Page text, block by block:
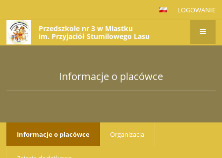
LOGOWANIE
Przedszkole nr 3 w Miastku
im. Przyjaciół Stumilowego Lasu
Informacje o placówce
Informacje o placówce Organizacja